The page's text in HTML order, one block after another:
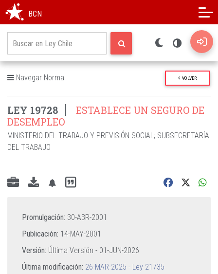
BCN
Navegar Norma VOLVER
LEY 19728
ESTABLECE UN SEGURO DE
DESEMPLEO
MINISTERIO DEL TRABAJO Y PREVISIÓN SOCIAL; SUBSECRETARÍA
DEL TRABAJO
Promulgación: 30-ABR-2001
Publicación: 14-MAY-2001
Versión: Última Versión - 01-JUN-2026
Última modificación: 26-MAR-2025 - Ley 21735